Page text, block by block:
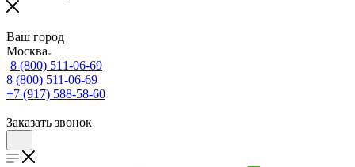
Ваш город
Москва
8 (800) 511-06-69
8 (800) 511-06-69
+7 (917) 588-58-60
Заказать звонок